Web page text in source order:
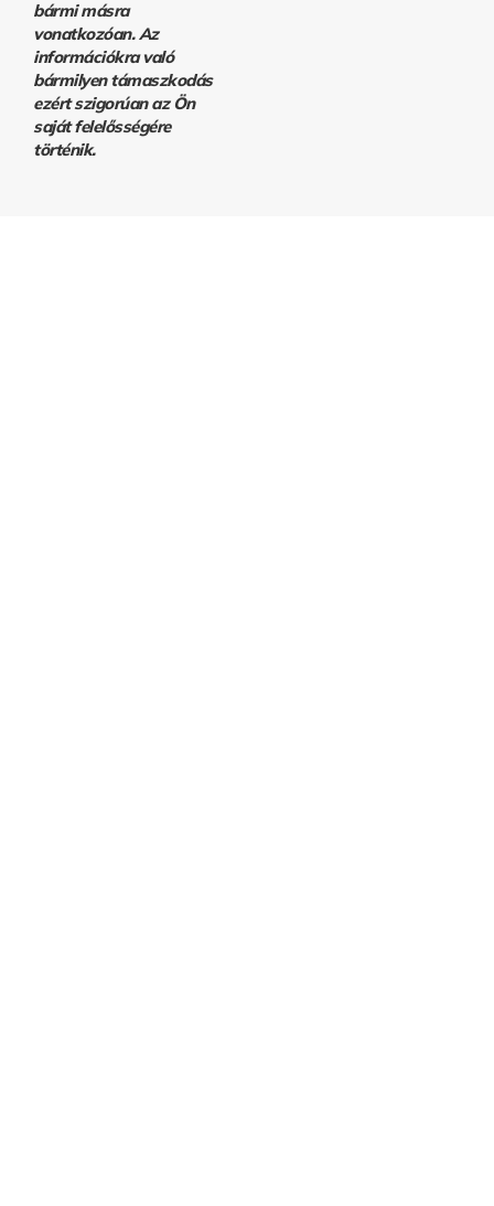
bármi másra
vonatkozóan. Az
információkra való
bármilyen támaszkodás
ezért szigorúan az Ön
saját felelősségére
történik.